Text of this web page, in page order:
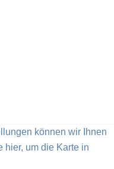
können wir Ihnen
hier, um die Karte in